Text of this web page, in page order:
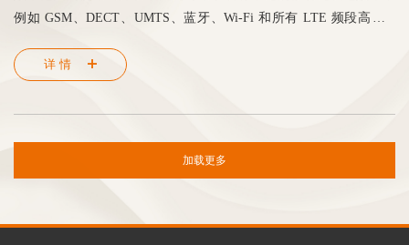
例如 GSM、DECT、UMTS、蓝牙、Wi-Fi 和所有 LTE 频段高达 8
详情
加载更多